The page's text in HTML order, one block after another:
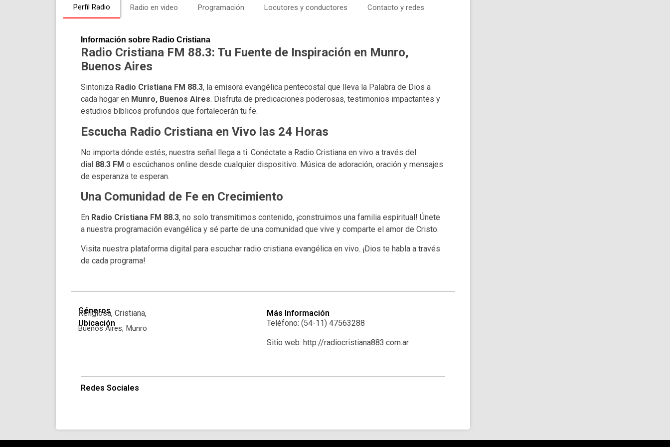
Perfil Radio Radio en video Programación Locutores y conductores Contacto y redes
Información sobre Radio Cristiana
Radio Cristiana FM 88.3: Tu Fuente de Inspiración en Munro,
Buenos Aires
Sintoniza Radio Cristiana FM 88.3, la emisora evangélica pentecostal que lleva la Palabra de Dios a
cada hogar en Munro, Buenos Aires. Disfruta de predicaciones poderosas, testimonios impactantes y
estudios bíblicos profundos que fortalecerán tu fe.
Escucha Radio Cristiana en Vivo las 24 Horas
No importa dónde estés, nuestra señal llega a ti. Conéctate a Radio Cristiana en vivo a través del
dial 88.3 FM o escúchanos online desde cualquier dispositivo. Música de adoración, oración y mensajes
de esperanza te esperan.
Una Comunidad de Fe en Crecimiento
En Radio Cristiana FM 88.3, no solo transmitimos contenido, ¡construimos una familia espiritual! Únete
a nuestra programación evangélica y sé parte de una comunidad que vive y comparte el amor de Cristo.
Visita nuestra plataforma digital para escuchar radio cristiana evangélica en vivo. ¡Dios te habla a través
de cada programa!
Géneros
Religiosa, Cristiana,
Ubicación
Buenos Aires, Munro
Más Información
Teléfono: (54-11) 47563288
Sitio web: http://radiocristiana883.com.ar
Redes Sociales